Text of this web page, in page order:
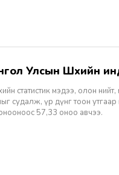
Улсын Шүүхийн
статистик мэдээ, олон
судалж, үр дүнг тоон
57,33 оноо авчээ.